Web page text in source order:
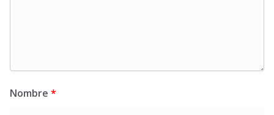
Nombre *